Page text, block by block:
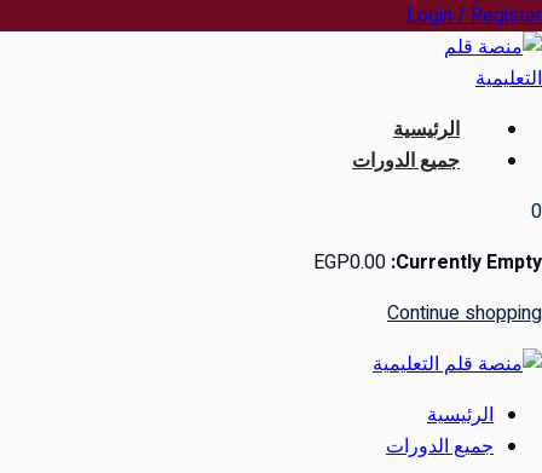
Skip
to
content
Login / Register
الرئيسية
جميع الدورات
0
Currently Empty:
EGP0.00
Continue shopping
الرئيسية
جميع الدورات